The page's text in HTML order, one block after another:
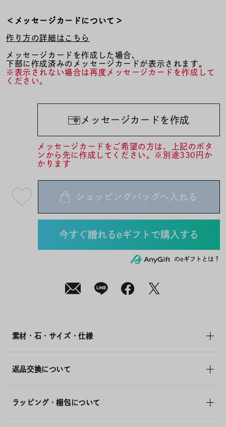
＜メッセージカードについて＞
作り方の詳細はこちら
メッセージカードを作成した場合、
下部に作成済みのメッセージカードが表示されます。
※表示されない場合は再度メッセージカードを作成して
ください。
メッセージカードを作成
メッセージカードをご希望の方は、上記のボタ
ンから先に作成してください。※別途330円か
かります
08
月
in)
ショッピングバッグへ入れる
のeギフトとは？
素材・石・サイズ・仕様
返品交換について
ラッピング・梱包について